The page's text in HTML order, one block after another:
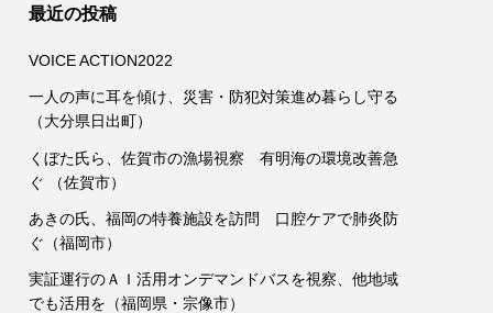
最近の投稿
VOICE ACTION2022
一人の声に耳を傾け、災害・防犯対策進め暮らし守る
（大分県日出町）
くぼた氏ら、佐賀市の漁場視察 有明海の環境改善急
ぐ （佐賀市）
あきの氏、福岡の特養施設を訪問 口腔ケアで肺炎防
ぐ（福岡市）
実証運行のＡＩ活用オンデマンドバスを視察、他地域
でも活用を（福岡県・宗像市）